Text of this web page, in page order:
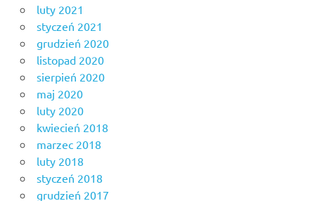
luty 2021
styczeń 2021
grudzień 2020
listopad 2020
sierpień 2020
maj 2020
luty 2020
kwiecień 2018
marzec 2018
luty 2018
styczeń 2018
grudzień 2017